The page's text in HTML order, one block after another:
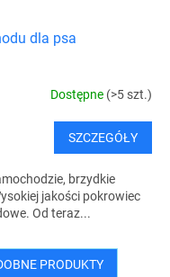
dla psa
Dostępne (>5 szt.)
SZCZEGÓŁY
brzydkie
jakości pokrowiec
Od teraz...
PRODUKTY